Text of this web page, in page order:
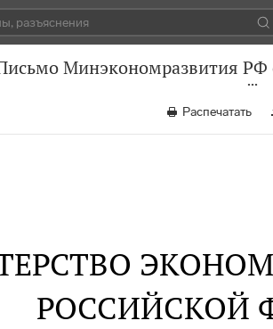
Минэкономразвития РФ
Распечатать
РОССИЙСКОЙ